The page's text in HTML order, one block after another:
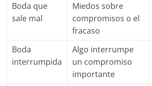
Boda que
sale mal
Miedos sobre
compromisos o el
fracaso
Boda
interrumpida
Algo interrumpe
un compromiso
importante